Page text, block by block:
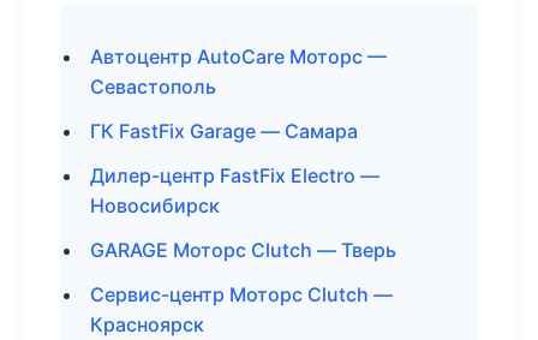
Автоцентр AutoCare Моторс —
Севастополь
ГК FastFix Garage — Самара
Дилер-центр FastFix Electro —
Новосибирск
GARAGE Моторс Clutch — Тверь
Сервис-центр Моторс Clutch —
Красноярск